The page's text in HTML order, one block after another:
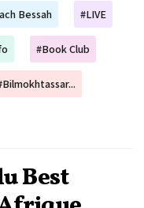
Bessah #LIVE
#Book Club
Best